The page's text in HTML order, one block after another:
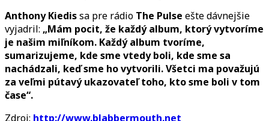
Anthony Kiedissa pre rádio The Pulse ešte dávnejšie
vyjadril: „Mám pocit, že každý album, ktorý vytvoríme
je našim miľníkom. Každý album tvoríme,
sumarizujeme, kde sme vtedy boli, kde sme sa
nachádzali, keď sme ho vytvorili. Všetci ma považujú
za veľmi pútavý ukazovateľ toho, kto sme boli v tom
čase“.
Zdroj: http://www.blabbermouth.net